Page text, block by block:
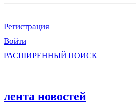
Регистрация
Войти
РАСШИРЕННЫЙ ПОИСК
лента новостей